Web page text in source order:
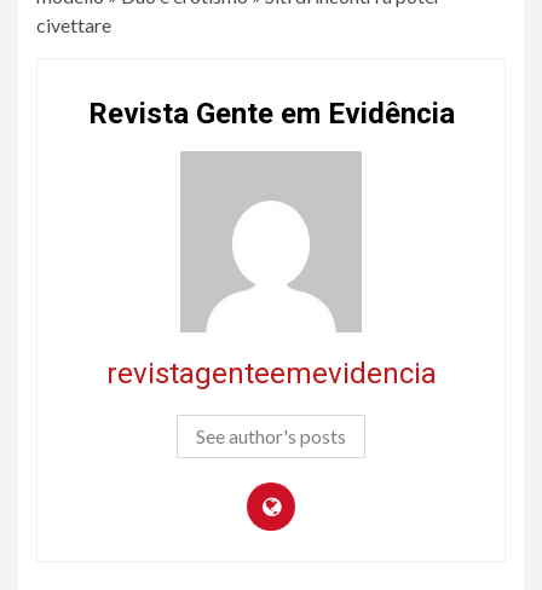
civettare
Revista Gente em Evidência
revistagenteemevidencia
See author's posts